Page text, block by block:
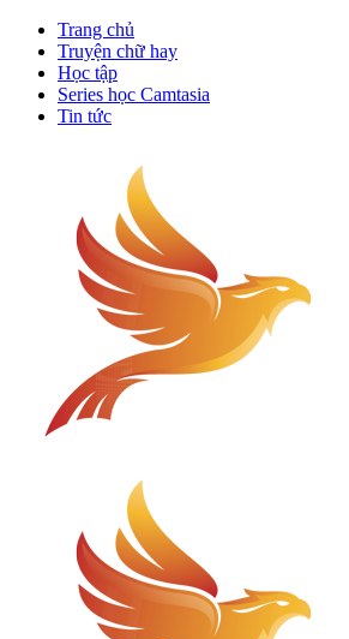
Trang chủ
Truyện chữ hay
Học tập
Series học Camtasia
Tin tức